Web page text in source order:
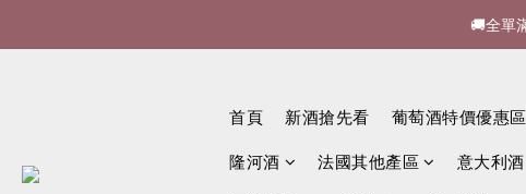
🚚全單
🚚全單
🚚全單
首頁 新酒搶先看 葡萄酒特價優惠區
隆河酒 法國其他產區 意大利酒